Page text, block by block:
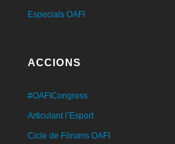
Especials OAFI
ACCIONS
#OAFICongress
Articulant l’Esport
Cicle de Fòrums OAFI